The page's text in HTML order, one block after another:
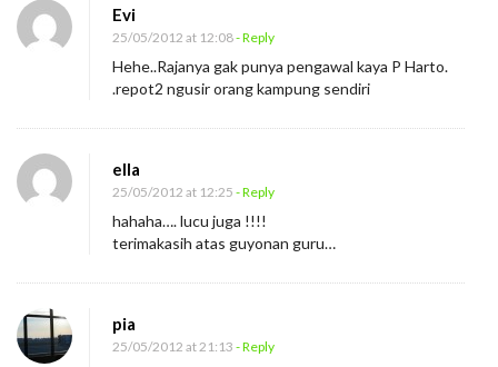
Evi
25/05/2012 at 12:08- Reply
Hehe..Rajanya gak punya pengawal kaya P Harto.
.repot2 ngusir orang kampung sendiri
ella
25/05/2012 at 12:25 - Reply
hahaha…. lucu juga !!!!
terimakasih atas guyonan guru…
pia
25/05/2012 at 21:13 - Reply